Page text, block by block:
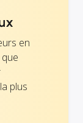
en
plus